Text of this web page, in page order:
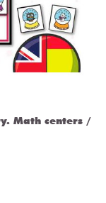
Math centers /